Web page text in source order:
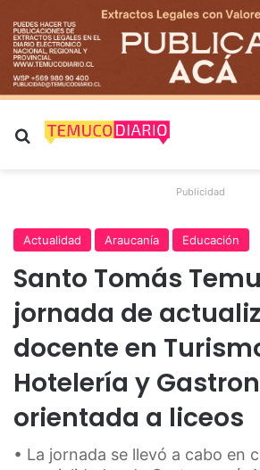
Buscar por
Publicidad
Actualidad Araucanía Educación
Santo Tomás
jornada de
docente en
Hotelería y
orientada a liceos
• La jornada se llevó a cabo en